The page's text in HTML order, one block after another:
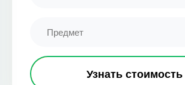
Узнать стоимость